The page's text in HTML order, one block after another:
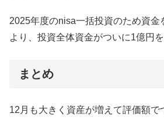
2025年度のnisa一括投資のため資金
より、投資全体資金がついに1億円を
まとめ
12月も大きく資産が増えて評価額で